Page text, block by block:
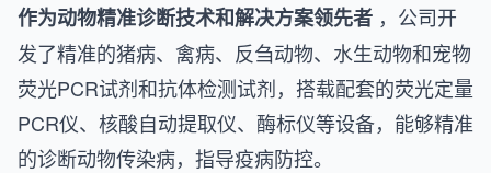
作为动物精准诊断技术和解决方案领先者 ，公司开
发了精准的猪病、禽病、反刍动物、水生动物和宠物
荧光PCR试剂和抗体检测试剂，搭载配套的荧光定量
PCR仪、核酸自动提取仪、酶标仪等设备，能够精准
的诊断动物传染病，指导疫病防控。